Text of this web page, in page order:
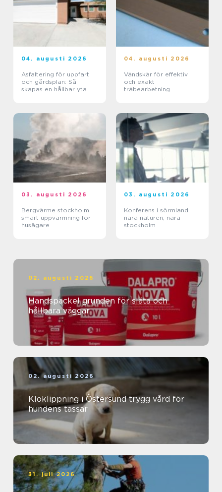
04. augusti 2026
Asfaltering för uppfart
och gårdsplan: Så
skapas en hållbar yta
04. augusti 2026
Vändskär för effektiv
och exakt
träbearbetning
03. augusti 2026
Bergvärme stockholm
smart uppvärmning för
husägare
03. augusti 2026
Konferens i sörmland
nära naturen, nära
stockholm
02. augusti 2026
Handspackel grunden för släta och
hållbara väggar
02. augusti 2026
Kloklippning i Östersund trygg vård för
hundens tassar
31. juli 2026